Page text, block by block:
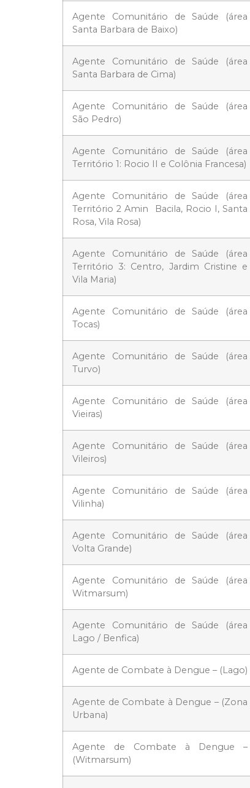
Agente Comunitário de Saúde (área
Santa Barbara de Baixo)
Agente Comunitário de Saúde (área
Santa Barbara de Cima)
Agente Comunitário de Saúde (área
São Pedro)
Agente Comunitário de Saúde (área
Território 1: Rocio II e Colônia Francesa)
Agente Comunitário de Saúde (área
Território 2 Amin Bacila, Rocio I, Santa
Rosa, Vila Rosa)
Agente Comunitário de Saúde (área
Território 3: Centro, Jardim Cristine e
Vila Maria)
Agente Comunitário de Saúde (área
Tocas)
Agente Comunitário de Saúde (área
Turvo)
Agente Comunitário de Saúde (área
Vieiras)
Agente Comunitário de Saúde (área
Vileiros)
Agente Comunitário de Saúde (área
Vilinha)
Agente Comunitário de Saúde (área
Volta Grande)
Agente Comunitário de Saúde (área
Witmarsum)
Agente Comunitário de Saúde (área
Lago / Benfica)
Agente de Combate à Dengue – (Lago)
Agente de Combate à Dengue – (Zona
Urbana)
Agente de Combate à Dengue –
(Witmarsum)